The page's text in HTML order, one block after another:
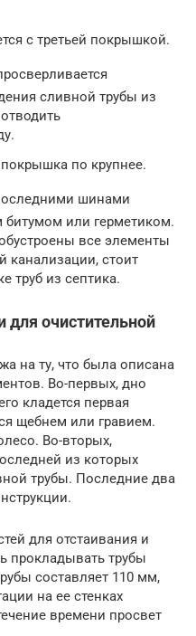
с третьей покрышкой.
сливной трубы из
по крупнее.
шинами
или герметиком.
все элементы
канализации, стоит
труб из септика.
для очистительной
на ту, что была описана
Во-первых, дно
кладется первая
щебнем или гравием.
Во-вторых,
из которых
трубы. Последние два
для отстаивания и
прокладывать трубы
составляет 110 мм,
на ее стенках
времени просвет